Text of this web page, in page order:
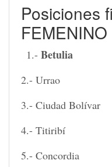
Posiciones
1.- Betulia
2.- Urrao
3.- Ciudad Bolívar
4.- Titiribí
5.- Concordia